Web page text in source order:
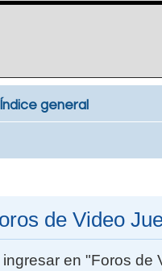
Índice general
de Video
ingresar en "Foros de